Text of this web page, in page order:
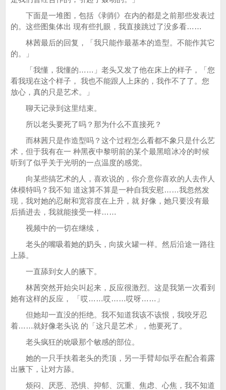
下面是一堆图，包括《剥削》在内的都是之前那些发表过
的。这些图集体出 现有些扎眼，我直接跳过了没多看……
林茜最后的回复，「我只能作最基本的造型。不能作其它
的。」
「我懂，我懂的……」老头又发了他在床上的样子，「您
看我现在这个样子， 我也不能跟人上床的，我作不了了。您
放心，真的只是艺术。」
聊天记录到这里结束。
所以老头要死了吗？那为什么不直接死？
而林茜只是作造型吗？这个过程怎么看都不象只是什么艺
术，但于我有在一 种黑夜中黎明前的某个最黑暗冰冷的时候
听到了似乎关于光明的一点温度的感觉。
向某些搞艺术的人，喜欢说的，你介意你喜欢的人去作人
体模特吗？我不知 道这算不算是一种自我安慰……我忽然发
现，我对她的忍耐和宽容度在上升，就 好像，她只要没有最
后插进去，我就能接受一样……
视频中的一切在继续，
老头的嘴吸着她的奶头，向拔火罐一样。然后沿途一路往
上舔。
一直舔到女人的腋下。
林茜突然开始尖叫起来，反应很激烈。这是我第一次看到
她有这样的反应， 「哎……哎……哎呀……」
但她却一直没的拒绝。我不知道我该不该恨，我咬牙忍
着……就好像老头说 的「这只是艺术」，他要死了。
老头疯狂的吮吸那个敏感的部位。
她的一只手扶着老头的秃顶，另一手臂却似乎在配合着露
出腋下，让对方舔。
烦闷、厌恶、恐惧、抑郁、沉重、焦虑、心焦，我不知道